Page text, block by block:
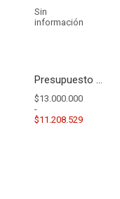
Sin
información
Presupuesto - Ingresos
$13.000.000
-
$11.208.529